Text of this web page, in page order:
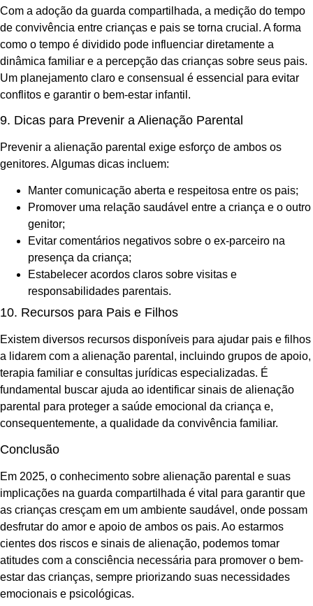
Com a adoção da guarda compartilhada, a medição do tempo
de convivência entre crianças e pais se torna crucial. A forma
como o tempo é dividido pode influenciar diretamente a
dinâmica familiar e a percepção das crianças sobre seus pais.
Um planejamento claro e consensual é essencial para evitar
conflitos e garantir o bem-estar infantil.
9. Dicas para Prevenir a Alienação Parental
Prevenir a alienação parental exige esforço de ambos os
genitores. Algumas dicas incluem:
Manter comunicação aberta e respeitosa entre os pais;
Promover uma relação saudável entre a criança e o outro
genitor;
Evitar comentários negativos sobre o ex-parceiro na
presença da criança;
Estabelecer acordos claros sobre visitas e
responsabilidades parentais.
10. Recursos para Pais e Filhos
Existem diversos recursos disponíveis para ajudar pais e filhos
a lidarem com a alienação parental, incluindo grupos de apoio,
terapia familiar e consultas jurídicas especializadas. É
fundamental buscar ajuda ao identificar sinais de alienação
parental para proteger a saúde emocional da criança e,
consequentemente, a qualidade da convivência familiar.
Conclusão
Em 2025, o conhecimento sobre alienação parental e suas
implicações na guarda compartilhada é vital para garantir que
as crianças cresçam em um ambiente saudável, onde possam
desfrutar do amor e apoio de ambos os pais. Ao estarmos
cientes dos riscos e sinais de alienação, podemos tomar
atitudes com a consciência necessária para promover o bem-
estar das crianças, sempre priorizando suas necessidades
emocionais e psicológicas.